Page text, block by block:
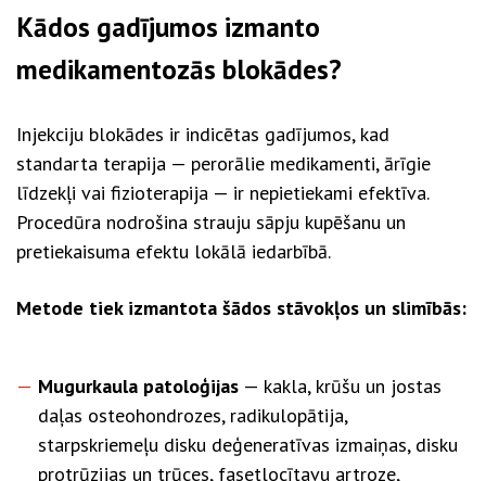
Kādos gadījumos izmanto
medikamentozās blokādes?
Injekciju blokādes ir indicētas gadījumos, kad
standarta terapija — perorālie medikamenti, ārīgie
līdzekļi vai fizioterapija — ir nepietiekami efektīva.
Procedūra nodrošina strauju sāpju kupēšanu un
pretiekaisuma efektu lokālā iedarbībā.
Metode tiek izmantota šādos stāvokļos un slimībās:
Mugurkaula patoloģijas — kakla, krūšu un jostas
daļas osteohondrozes, radikulopātija,
starpskriemeļu disku deģeneratīvas izmaiņas, disku
protrūzijas un trūces, fasetlocītavu artroze,